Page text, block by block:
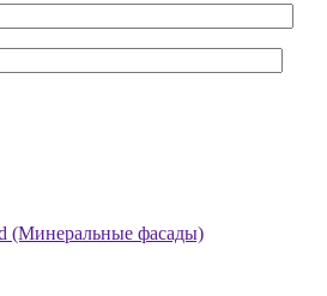
(Минеральные фасады)